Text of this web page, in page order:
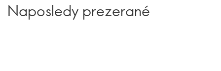
Naposledy prezerané